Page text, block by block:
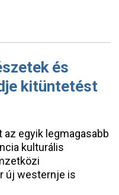
és
kitüntetést
az egyik legmagasabb
kulturális
új westernje is